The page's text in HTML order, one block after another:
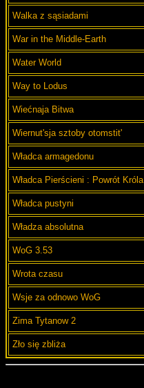
Walka z sąsiadami
War in the Middle-Earth
Water World
Way to Lodus
Wiećnaja Bitwa
Wiernut'sja sztoby otomstit'
Władca armagedonu
Władca Pierścieni : Powrót Króla
Władca pustyni
Władza absolutna
WoG 3.53
Wrota czasu
Wsje za odnowo WoG
Zima Tytanow 2
Zło się zbliża